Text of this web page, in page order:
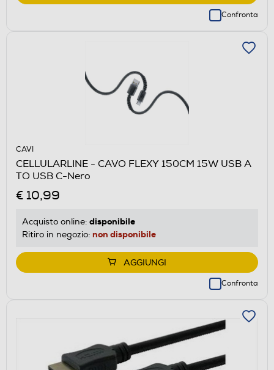
Confronta
CAVI
CELLULARLINE - CAVO FLEXY 150CM 15W USB A
TO USB C-Nero
€ 10,99
Acquisto online: disponibile
Ritiro in negozio: non disponibile
AGGIUNGI
Confronta